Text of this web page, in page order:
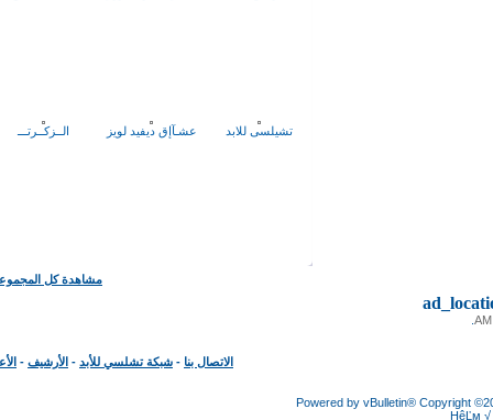
تشيلسى للابد عشـآإق ديفيد لويز الــزكــرتـــ
مشاهدة كل المجموعات
الاتصال بنا- شبكة تشلسي للأبد -الأرشيف-الأعلى
Powered by vBulletin®